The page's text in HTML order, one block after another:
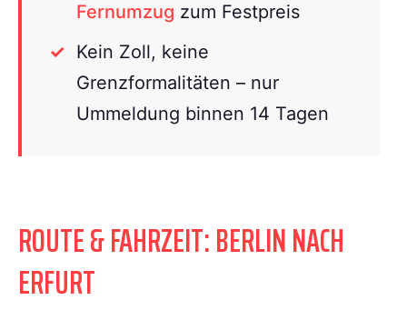
Fernumzug zum Festpreis
Kein Zoll, keine
Grenzformalitäten – nur
Ummeldung binnen 14 Tagen
ROUTE & FAHRZEIT: BERLIN NACH
ERFURT